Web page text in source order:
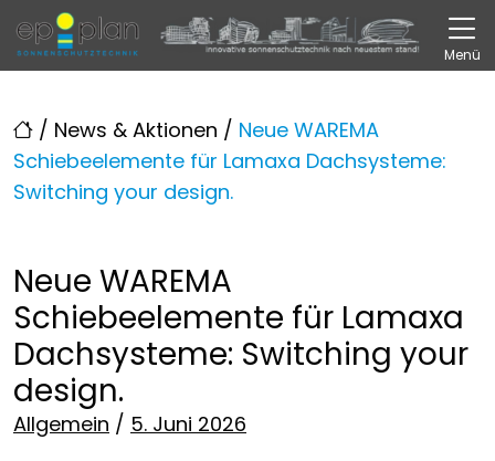
zur Top-Navigation
zur Hauptnavigation
Inhalt springen
zum Footer
Hauptnavigation
Menü
/ News & Aktionen / Neue WAREMA
Schiebeelemente für Lamaxa Dachsysteme:
Switching your design.
Neue WAREMA
Schiebeelemente für Lamaxa
Dachsysteme: Switching your
design.
Allgemein / Posted on
5. Juni 2026